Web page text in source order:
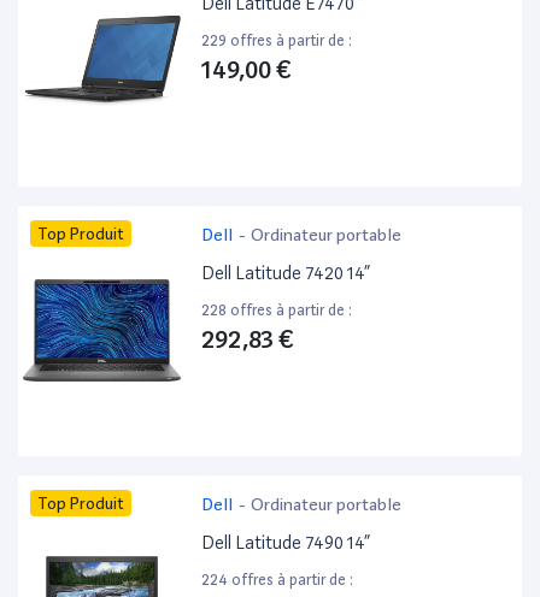
229 offres à partir de :
149,00 €
Top Produit Dell - Ordinateur portable
Dell Latitude 7420 14”
228 offres à partir de :
292,83 €
Top Produit Dell - Ordinateur portable
Dell Latitude 7490 14”
224 offres à partir de :